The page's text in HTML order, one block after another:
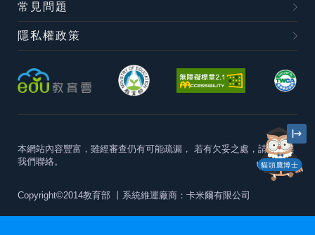
貓頭鷹博士
常見問題
隱私權政策
本網站內容豐富，雖經審查仍有可能疏漏， 若有欠妥之處，請隨時與
我們聯絡。
Copyright©2014教育部 丨系統維運廠商：卡米爾有限公司